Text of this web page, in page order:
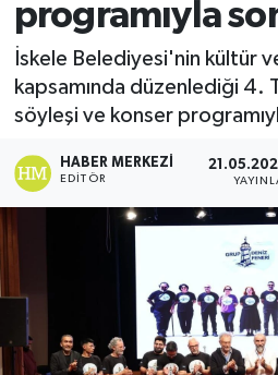
programıyla
İskele Belediyesi'nin kültür
kapsamında düzenlediği 4.
söyleşi ve konser
HABER MERKEZI
EDITÖR
DÜNYA
EĞİTİM
EKONOMİ
ENGLISH
ESENTEPE
GAZİMAĞUSA
Son Dakika Haberleri
Haber Arşivi